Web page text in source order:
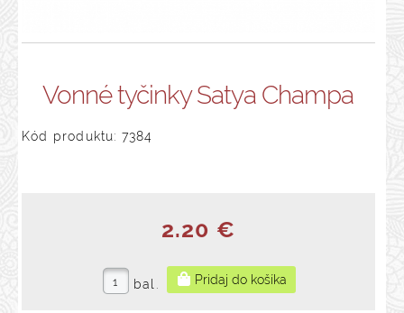
Vonné tyčinky Satya Champa
Kód produktu: 7384
2.20 €
bal.